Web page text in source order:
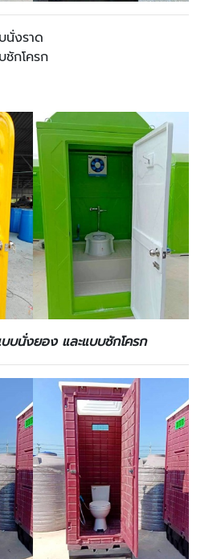
นั่งราด
ชักโครก
บนั่งยอง และแบบชักโครก